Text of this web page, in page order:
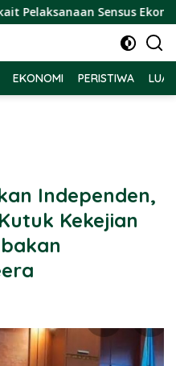
Sensus Ekonomi
EKONOMI PERISTIWA
Independen,
Kekejian